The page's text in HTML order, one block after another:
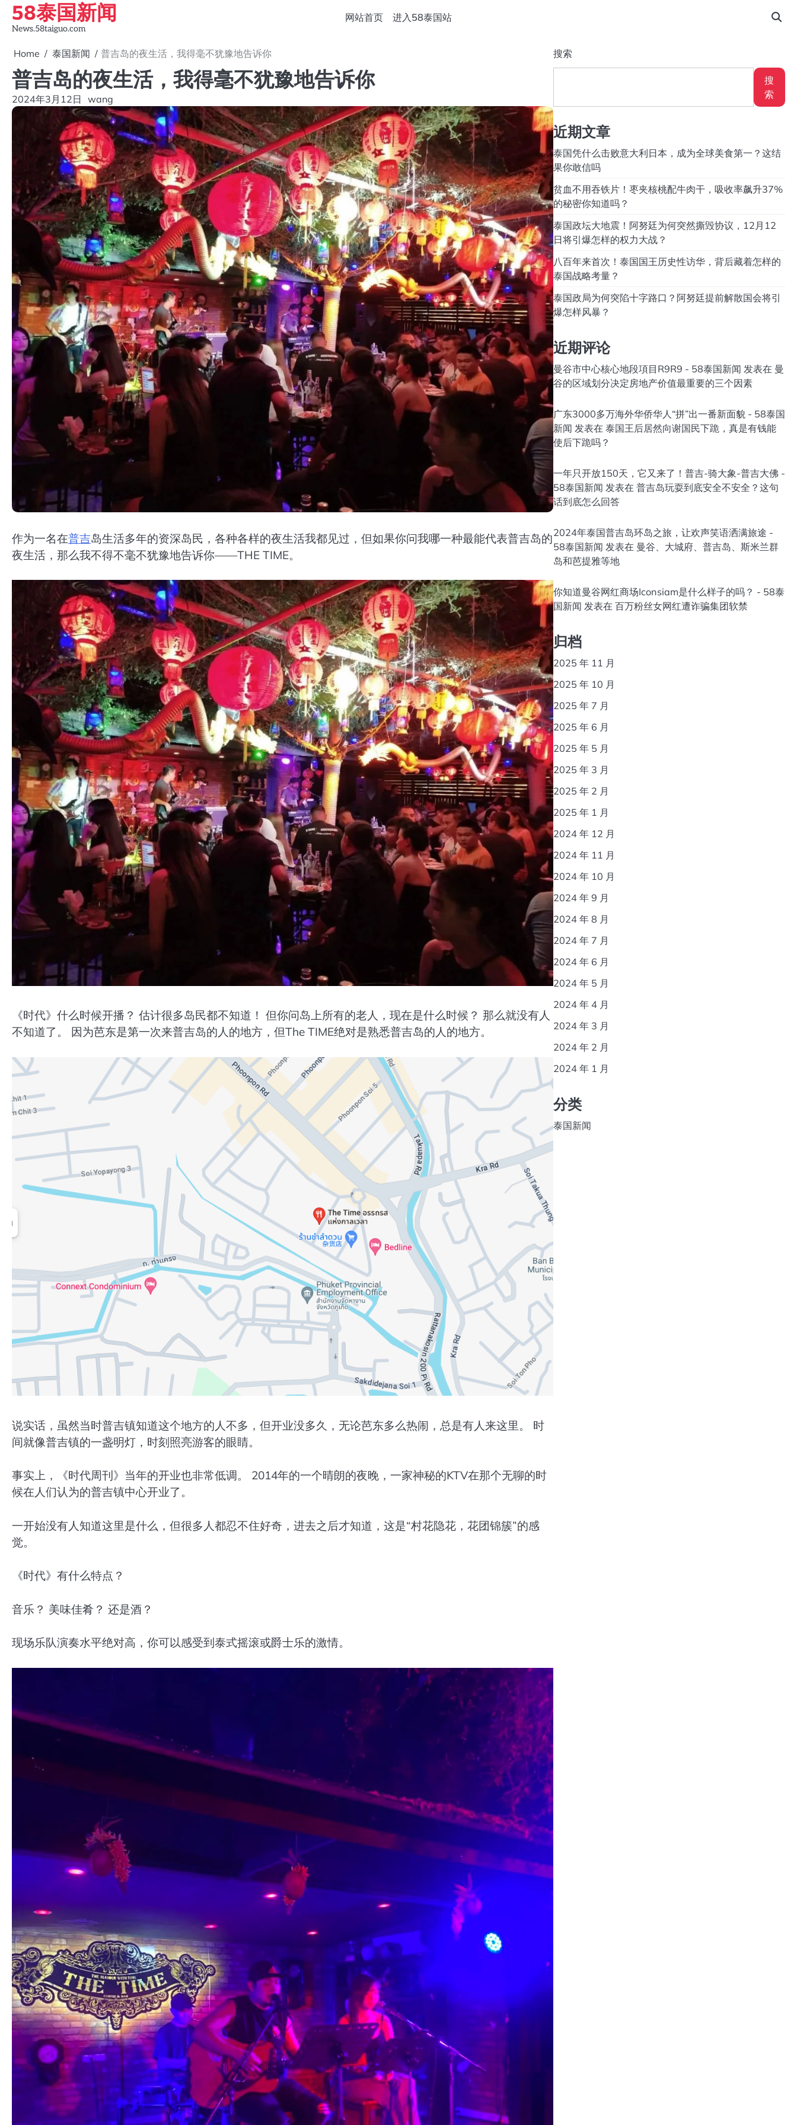
Skip
content
58泰国新闻
News.58taiguo.com
网站首页 进入58泰国站
Home 泰国新闻 普吉岛的夜生活，我得毫不犹豫地告诉你
普吉岛的夜生活，我得毫不犹豫地告诉你
2024年3月12日 wang
作为一名在普吉岛生活多年的资深岛民，各种各样的夜生活我都见过，但如果你问我哪一种最能代表普吉岛的
夜生活，那么我不得不毫不犹豫地告诉你——THE TIME。
《时代》什么时候开播？ 估计很多岛民都不知道！ 但你问岛上所有的老人，现在是什么时候？ 那么就没有人
不知道了。 因为芭东是第一次来普吉岛的人的地方，但The TIME绝对是熟悉普吉岛的人的地方。
说实话，虽然当时普吉镇知道这个地方的人不多，但开业没多久，无论芭东多么热闹，总是有人来这里。 时
间就像普吉镇的一盏明灯，时刻照亮游客的眼睛。
事实上，《时代周刊》当年的开业也非常低调。 2014年的一个晴朗的夜晚，一家神秘的KTV在那个无聊的时
候在人们认为的普吉镇中心开业了。
一开始没有人知道这里是什么，但很多人都忍不住好奇，进去之后才知道，这是“村花隐花，花团锦簇”的感
觉。
《时代》有什么特点？
音乐？ 美味佳肴？ 还是酒？
现场乐队演奏水平绝对高，你可以感受到泰式摇滚或爵士乐的激情。
搜索
搜
索
近期文章
泰国凭什么击败意大利日本，成为全球美食第一？这结
果你敢信吗
贫血不用吞铁片！枣夹核桃配牛肉干，吸收率飙升37%
的秘密你知道吗？
泰国政坛大地震！阿努廷为何突然撕毁协议，12月12
日将引爆怎样的权力大战？
八百年来首次！泰国国王历史性访华，背后藏着怎样的
泰国战略考量？
泰国政局为何突陷十字路口？阿努廷提前解散国会将引
爆怎样风暴？
近期评论
曼谷市中心核心地段項目R9R9 - 58泰国新闻 发表在 曼
谷的区域划分决定房地产价值最重要的三个因素
广东3000多万海外华侨华人“拼”出一番新面貌 - 58泰国
新闻 发表在 泰国王后居然向谢国民下跪，真是有钱能
使后下跪吗？
一年只开放150天，它又来了！普吉-骑大象-普吉大佛 -
58泰国新闻 发表在 普吉岛玩耍到底安全不安全？这句
话到底怎么回答
2024年泰国普吉岛环岛之旅，让欢声笑语洒满旅途 -
58泰国新闻 发表在 曼谷、大城府、普吉岛、斯米兰群
岛和芭提雅等地
你知道曼谷网红商场Iconsiam是什么样子的吗？ - 58泰
国新闻 发表在 百万粉丝女网红遭诈骗集团软禁
归档
2025 年 11 月
2025 年 10 月
2025 年 7 月
2025 年 6 月
2025 年 5 月
2025 年 3 月
2025 年 2 月
2025 年 1 月
2024 年 12 月
2024 年 11 月
2024 年 10 月
2024 年 9 月
2024 年 8 月
2024 年 7 月
2024 年 6 月
2024 年 5 月
2024 年 4 月
2024 年 3 月
2024 年 2 月
2024 年 1 月
分类
泰国新闻